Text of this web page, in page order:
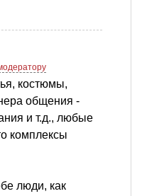
костюмы,
общения -
и т.д., любые
комплексы
люди, как